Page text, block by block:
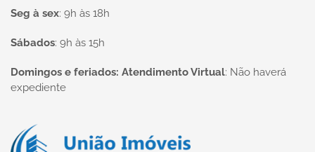
Seg à sex: 9h às 18h
Sábados: 9h às 15h
Domingos e feriados: Atendimento Virtual: Não haverá
expediente
Página inicial